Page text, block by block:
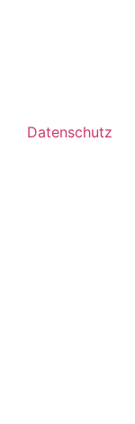
Datenschutz